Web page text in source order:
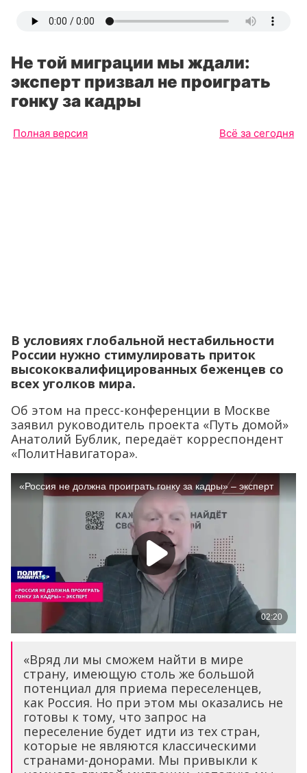
Не той миграции мы ждали:
эксперт призвал не проиграть
гонку за кадры
Полная версия Всё за сегодня
В условиях глобальной нестабильности
России нужно стимулировать приток
высококвалифицированных беженцев со
всех уголков мира.
Об этом на пресс-конференции в Москве
заявил руководитель проекта «Путь домой»
Анатолий Бублик, передаёт корреспондент
«ПолитНавигатора».
«Вряд ли мы сможем найти в мире
страну, имеющую столь же большой
потенциал для приема переселенцев,
как Россия. Но при этом мы оказались не
готовы к тому, что запрос на
переселение будет идти из тех стран,
которые не являются классическими
странами-донорами. Мы привыкли к